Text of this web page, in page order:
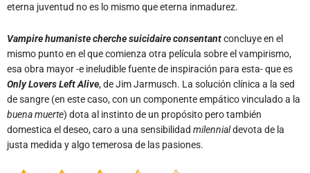
eterna juventud no es lo mismo que eterna inmadurez.
Vampire humaniste cherche suicidaire consentantconcluye en el
mismo punto en el que comienza otra película sobre el vampirismo,
esa obra mayor -e ineludible fuente de inspiración para esta- que es
Only Lovers Left Alive, de Jim Jarmusch. La solución clínica a la sed
de sangre (en este caso, con un componente empático vinculado a la
buena muerte) dota al instinto de un propósito pero también
domestica el deseo, caro a una sensibilidad milennialdevota de la
justa medida y algo temerosa de las pasiones.